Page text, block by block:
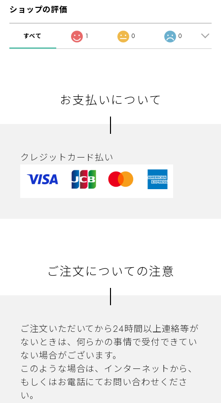
ショップの評価
すべて 1 0 0
お支払いについて
クレジットカード払い
ご注文についての注意
ご注文いただいてから24時間以上連絡等が
ないときは、何らかの事情で受付できてい
ない場合がございます。
このような場合は、インターネットから、
もしくはお電話にてお問い合わせくださ
い。